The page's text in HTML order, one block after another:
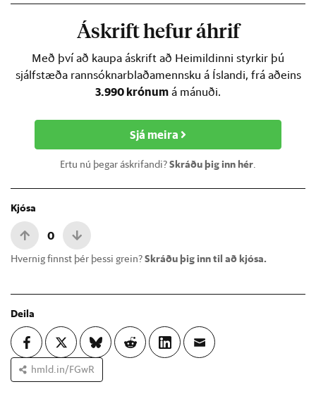
Áskrift hefur áhrif
Með því að kaupa áskrift að Heimildinni styrkir þú
sjálfstæða rannsóknarblaðamennsku á Íslandi, frá aðeins
3.990 krónum á mánuði.
Sjá meira
Ertu nú þegar áskrifandi?Skráðu þig inn hér.
Kjósa
0
Hvernig finnst þér þessi grein?Skráðu þig inn til að kjósa.
Deila
hmld.in/FGwR